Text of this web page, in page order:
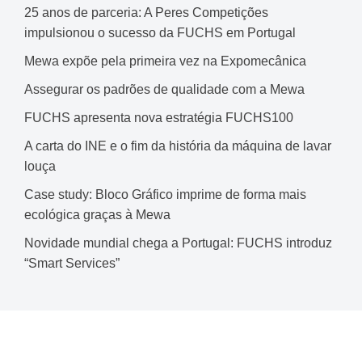
25 anos de parceria: A Peres Competições
impulsionou o sucesso da FUCHS em Portugal
Mewa expõe pela primeira vez na Expomecânica
Assegurar os padrões de qualidade com a Mewa
FUCHS apresenta nova estratégia FUCHS100
A carta do INE e o fim da história da máquina de lavar
louça
Case study: Bloco Gráfico imprime de forma mais
ecológica graças à Mewa
Novidade mundial chega a Portugal: FUCHS introduz
“Smart Services”